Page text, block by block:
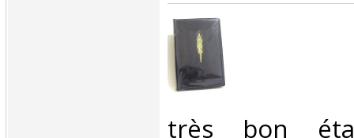
‎très bon